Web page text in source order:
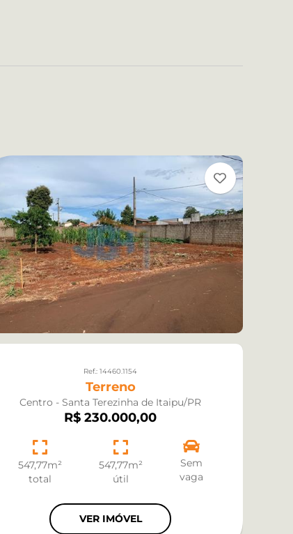
Ref.: 14460.1154
Terreno
Centro - Santa Terezinha de Itaipu/PR
R$ 230.000,00
547,77m²
total
547,77m²
útil
Sem
vaga
VER IMÓVEL